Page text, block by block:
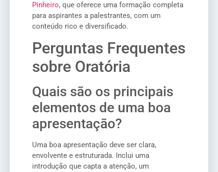
Pinheiro, que oferece uma formação completa
para aspirantes a palestrantes, com um
conteúdo rico e diversificado.
Perguntas Frequentes
sobre Oratória
Quais são os principais
elementos de uma boa
apresentação?
Uma boa apresentação deve ser clara,
envolvente e estruturada. Inclui uma
introdução que capta a atenção, um